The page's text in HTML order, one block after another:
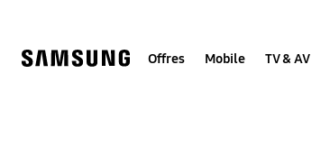
Offres Mobile TV & AV